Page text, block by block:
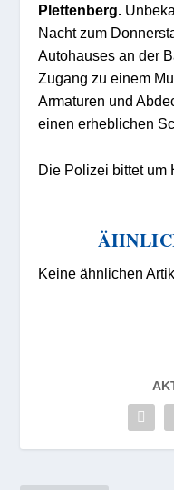
Plettenberg.
Nacht zum
Autohauses an der
Zugang zu einem
Armaturen und
einen erheblichen
Die Polizei bittet um
Keine ähnlichen